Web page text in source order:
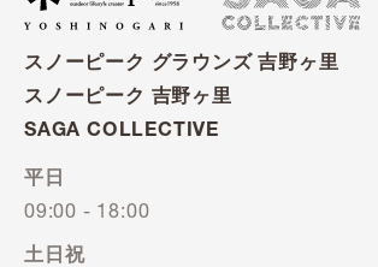
スノーピーク グラウンズ 吉野ヶ里
スノーピーク 吉野ヶ里
SAGA COLLECTIVE
平日
09:00 - 18:00
土日祝